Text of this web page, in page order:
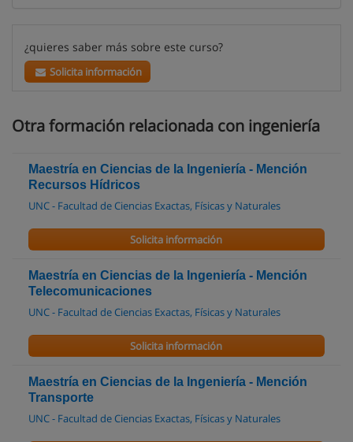
¿quieres saber más sobre este curso?
Solicita información
Otra formación relacionada con ingeniería
Maestría en Ciencias de la Ingeniería - Mención
Recursos Hídricos
UNC - Facultad de Ciencias Exactas, Físicas y Naturales
Solicita información
Maestría en Ciencias de la Ingeniería - Mención
Telecomunicaciones
UNC - Facultad de Ciencias Exactas, Físicas y Naturales
Solicita información
Maestría en Ciencias de la Ingeniería - Mención
Transporte
UNC - Facultad de Ciencias Exactas, Físicas y Naturales